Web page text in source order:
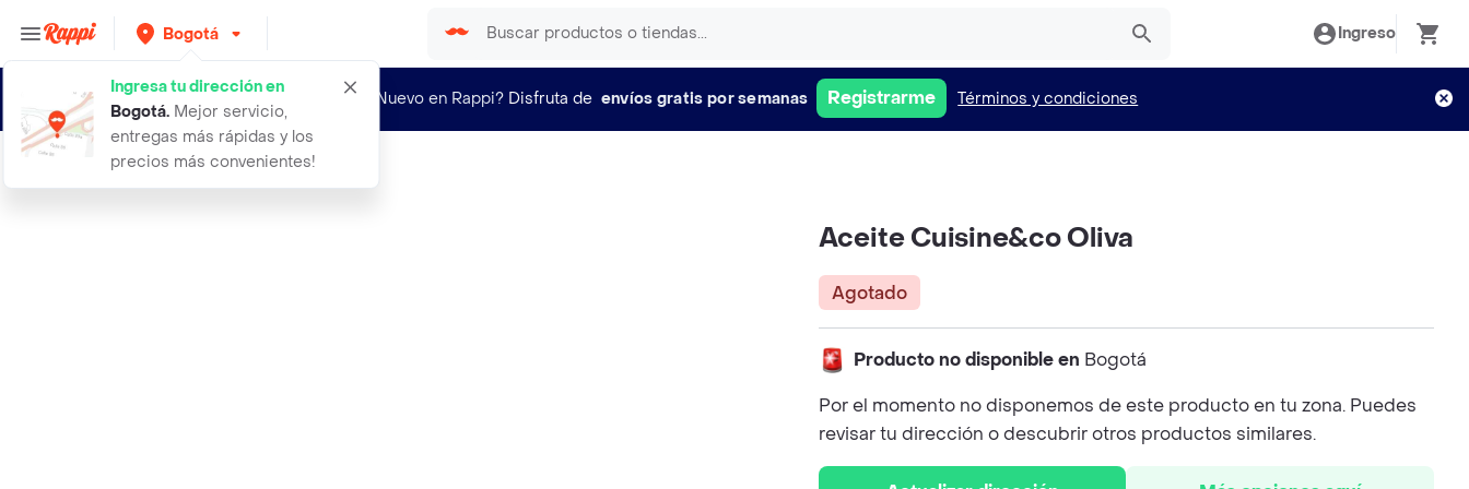
Bogotá
Ingresa tu dirección en
Bogotá. Mejor servicio,
entregas más rápidas y los
precios más convenientes!
Ingreso
¿Nuevo en Rappi? Disfruta de envíos gratis por semanas Registrarme Términos y condiciones
aceite cuisineyco oliva
Aceite Cuisine&co Oliva
Agotado
Producto no disponible en Bogotá
Por el momento no disponemos de este producto en tu zona. Puedes
revisar tu dirección o descubrir otros productos similares.